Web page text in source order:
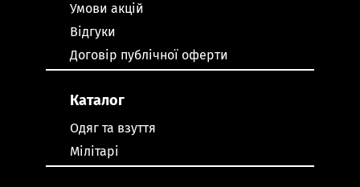
Умови акцій
Відгуки
Договір публічної оферти
Каталог
Одяг та взуття
Мілітарі